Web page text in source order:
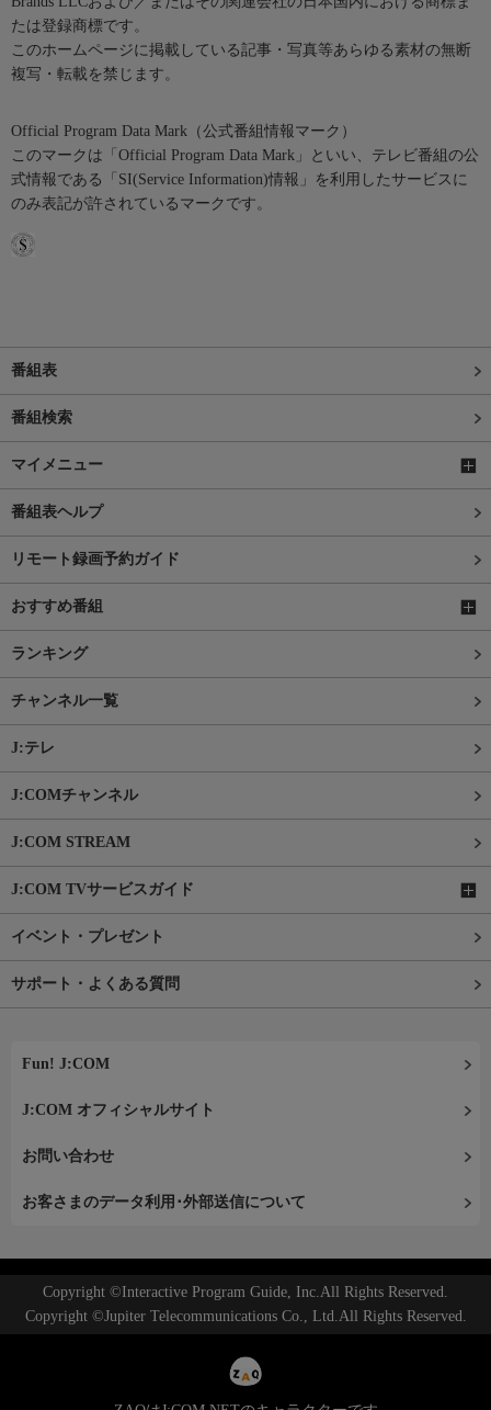
たは登録商標です。
このホームページに掲載している記事・写真等あらゆる素材の無断
複写・転載を禁じます。
Official Program Data Mark（公式番組情報マーク）
このマークは「Official Program Data Mark」といい、テレビ番組の公
式情報である「SI(Service Information)情報」を利用したサービスに
のみ表記が許されているマークです。
番組表
番組検索
マイメニュー
番組表ヘルプ
リモート録画予約ガイド
おすすめ番組
ランキング
チャンネル一覧
J:テレ
J:COMチャンネル
J:COM STREAM
J:COM TVサービスガイド
イベント・プレゼント
サポート・よくある質問
Fun! J:COM
J:COM オフィシャルサイト
お問い合わせ
お客さまのデータ利用･外部送信について
Copyright ©Interactive Program Guide, Inc.All Rights Reserved.
Copyright ©Jupiter Telecommunications Co., Ltd.All Rights Reserved.